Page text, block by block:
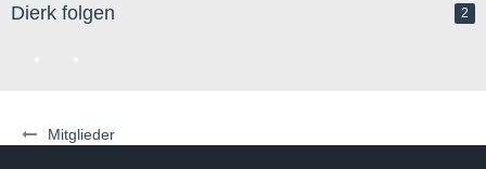
Mitglieder
Dierk folgen 2